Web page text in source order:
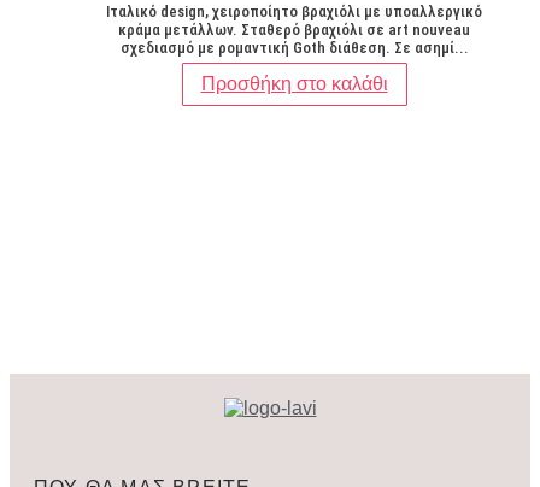
was:
39.00€.
τιμή
είναι:
29.00€.
Ιταλικό design, χειροποίητο βραχιόλι με υποαλλεργικό
κράμα μετάλλων. Σταθερό βραχιόλι σε art nouveau
σχεδιασμό με ρομαντική Goth διάθεση. Σε ασημί...
Προσθήκη στο καλάθι